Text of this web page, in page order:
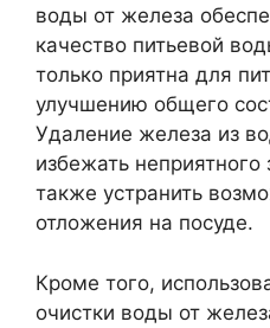
воды от железа
качество питьевой
только приятна для
улучшению общего
Удаление железа из
избежать неприятного
также устранить
отложения на посуде.
Кроме того,
очистки воды от